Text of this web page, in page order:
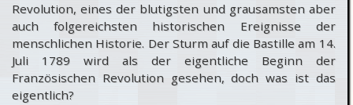
Revolution, eines der blutigsten und grausamsten aber
auch folgereichsten historischen Ereignisse der
menschlichen Historie. Der Sturm auf die Bastille am 14.
Juli 1789 wird als der eigentliche Beginn der
Französischen Revolution gesehen, doch was ist das
eigentlich?